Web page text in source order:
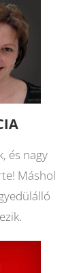
és nagy
Máshol